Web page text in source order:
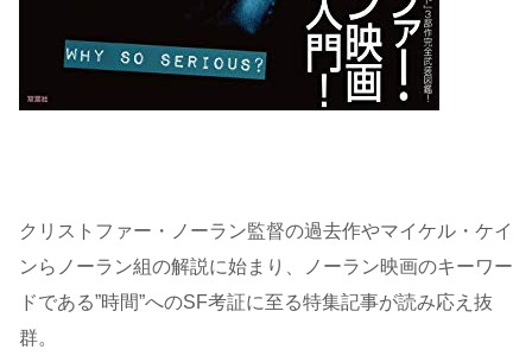
クリストファー・ノーラン監督の過去作やマイケル・ケイ
ンらノーラン組の解説に始まり、ノーラン映画のキーワー
ドである”時間”へのSF考証に至る特集記事が読み応え抜
群。